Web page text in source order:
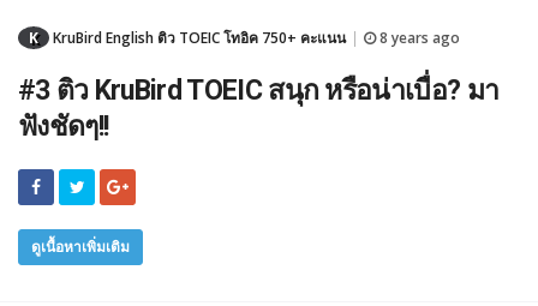
K KruBird English ติว TOEIC โทอิค 750+ คะแนน 8 years ago
#3 ติว KruBird TOEIC สนุก หรือน่าเบื่อ? มา
ฟังชัดๆ!!
ดูเนื้อหาเพิ่มเติม